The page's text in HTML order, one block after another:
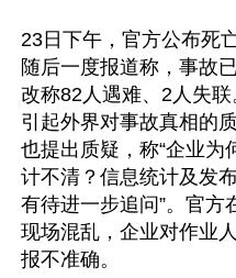
23日下午，官方公布死
随后一度报道称，事故
改称82人遇难、2人失
引起外界对事故真相的
也提出质疑，称“企业为
计不清？信息统计及发
有待进一步追问”。官方
现场混乱，企业对作业
报不准确。